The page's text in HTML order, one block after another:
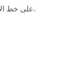
وإصدار الشهادات وتقييم APT على خط الإنتاج.